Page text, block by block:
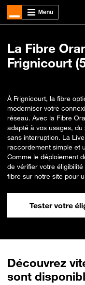
La Fibre
Frignicourt
À Frignicourt, la fibre
moderniser votre
réseau. Avec la Fibre
adapté à vos usages,
sans interruption. La
raccordement simple et
Comme le déploiement
de vérifier votre
fibre sur notre site pour
Tester votre
Découvrez
sont